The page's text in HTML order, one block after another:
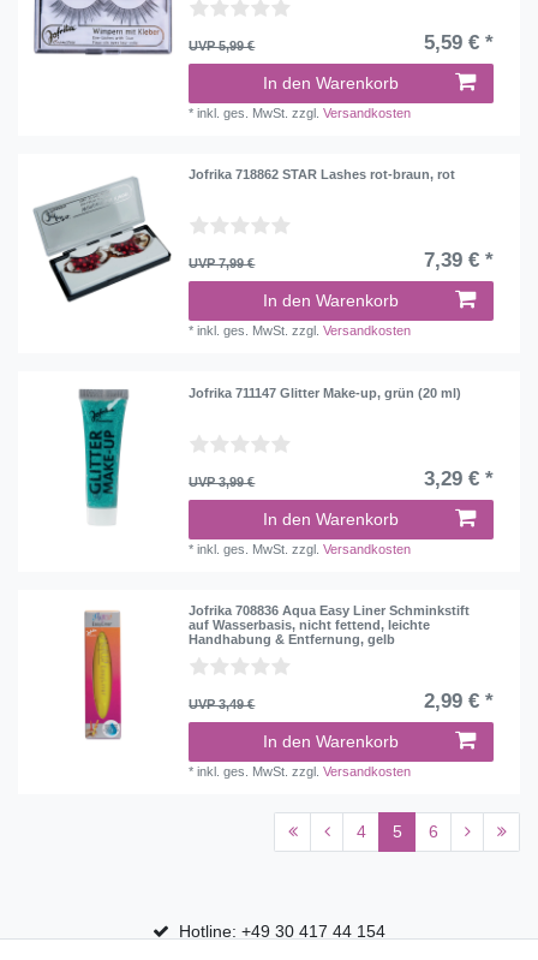
UVP 5,99 € 5,59 € *
In den Warenkorb
*inkl. ges. MwSt. zzgl.Versandkosten
Jofrika 718862 STAR Lashes rot-braun, rot
UVP 7,99 € 7,39 € *
In den Warenkorb
*inkl. ges. MwSt. zzgl.Versandkosten
Jofrika 711147 Glitter Make-up, grün (20 ml)
UVP 3,99 € 3,29 € *
In den Warenkorb
*inkl. ges. MwSt. zzgl.Versandkosten
Jofrika 708836 Aqua Easy Liner Schminkstift
auf Wasserbasis, nicht fettend, leichte
Handhabung & Entfernung, gelb
UVP 3,49 € 2,99 € *
In den Warenkorb
*inkl. ges. MwSt. zzgl.Versandkosten
4 5 6
Hotline: +49 30 417 44 154